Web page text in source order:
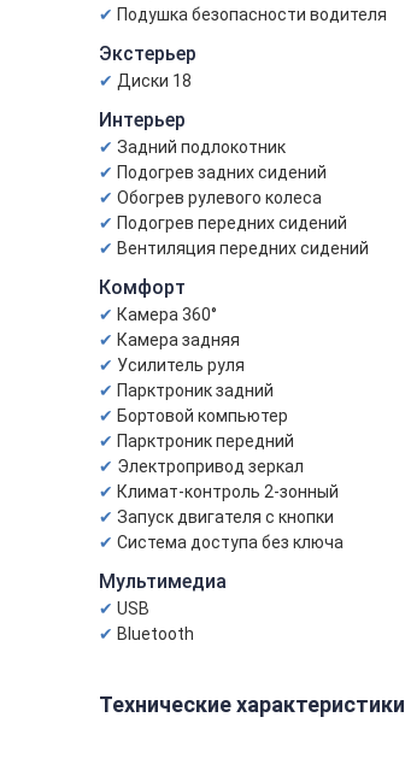
Подушка безопасности водителя
Экстерьер
Диски 18
Интерьер
Задний подлокотник
Подогрев задних сидений
Обогрев рулевого колеса
Подогрев передних сидений
Вентиляция передних сидений
Комфорт
Камера 360°
Камера задняя
Усилитель руля
Парктроник задний
Бортовой компьютер
Парктроник передний
Электропривод зеркал
Климат-контроль 2-зонный
Запуск двигателя с кнопки
Система доступа без ключа
Мультимедиа
USB
Bluetooth
Технические характеристики